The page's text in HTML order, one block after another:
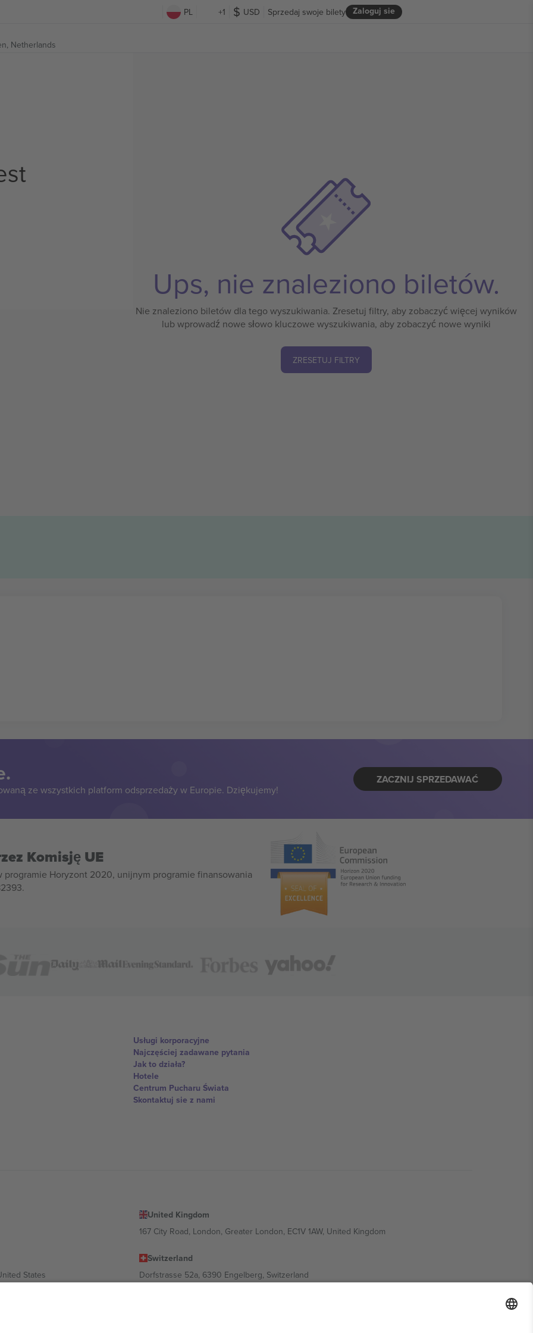
PL +1 USD Zaloguj sie
Sprzedaj swoje bilety
Netherlands
Ups, nie znaleziono biletów.
Nie znaleziono biletów dla tego wyszukiwania. Zresetuj filtry, aby zobaczyć więcej wyników
lub wprowadź nowe słowo kluczowe wyszukiwania, aby zobaczyć nowe wyniki
ZRESETUJ FILTRY
ze wszystkich platform odsprzedaży w Europie. Dziękujemy!
ZACZNIJ SPRZEDAWAĆ
Komisję UE
programie Horyzont 2020, unijnym programie finansowania
Usługi korporacyjne
Najczęściej zadawane pytania
Jak to działa?
Hotele
Centrum Pucharu Świata
Skontaktuj sie z nami
United Kingdom
167 City Road, London, Greater London, EC1V 1AW, United Kingdom
States
Switzerland
Dorfstrasse 52a, 6390 Engelberg, Switzerland